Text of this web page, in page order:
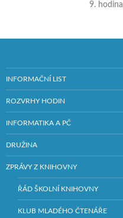
9. hodina
INFORMAČNÍ LIST
ROZVRHY HODIN
INFORMATIKA A PČ
DRUŽINA
ZPRÁVY Z KNIHOVNY
ŘÁD ŠKOLNÍ KNIHOVNY
KLUB MLADÉHO ČTENÁŘE